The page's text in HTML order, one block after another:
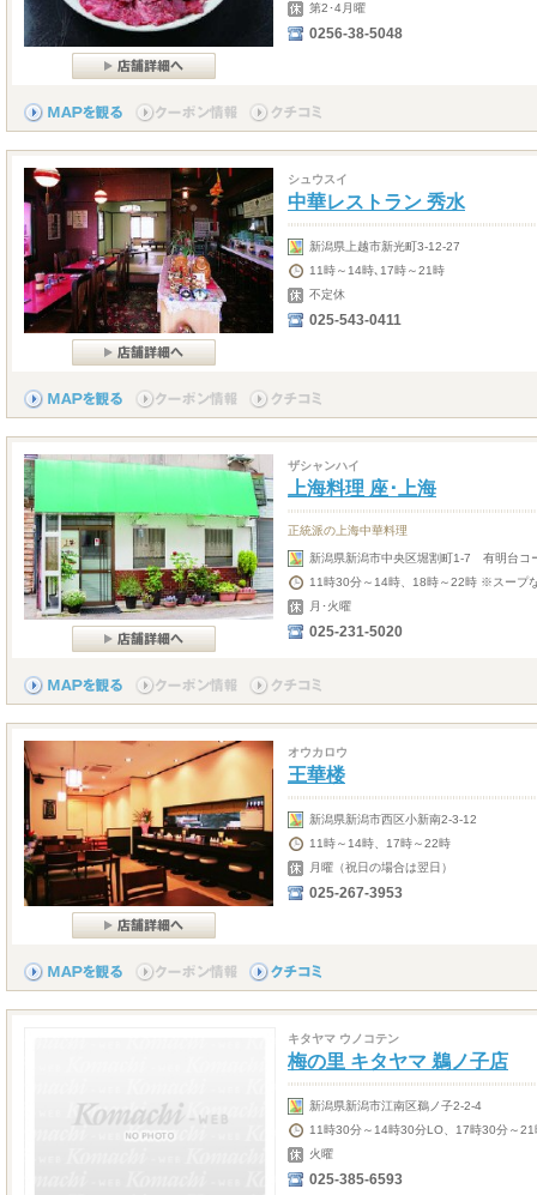
第2･4月曜
0256-38-5048
シュウスイ
中華レストラン 秀水
新潟県上越市新光町3-12-27
11時～14時､17時～21時
不定休
025-543-0411
ザシャンハイ
上海料理 座･上海
正統派の上海中華料理
新潟県新潟市中央区堀割町1-7 有明台コ
11時30分～14時、18時～22時 ※スープ
月･火曜
025-231-5020
オウカロウ
王華楼
新潟県新潟市西区小新南2-3-12
11時～14時、17時～22時
月曜（祝日の場合は翌日）
025-267-3953
キタヤマ ウノコテン
梅の里 キタヤマ 鵜ノ子店
新潟県新潟市江南区鵜ノ子2-2-4
11時30分～14時30分LO、17時30分～21
火曜
025-385-6593